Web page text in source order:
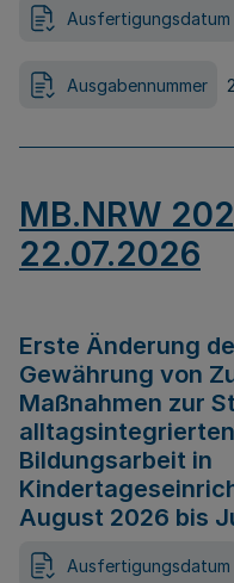
Ausfertigungsdatum
Ausgabennummer
MB.NRW
22.07.2026
Erste Änderung
Gewährung von
Maßnahmen zur
Bildungsarbeit in
August 2026 bis
Ausfertigungsdatum